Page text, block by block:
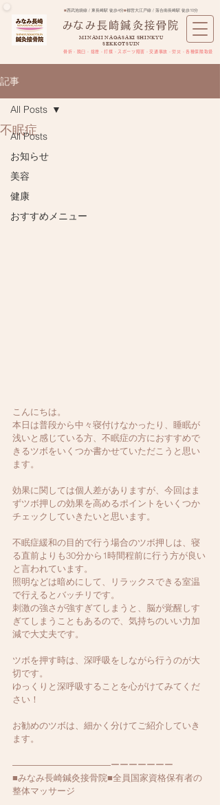
​みなみ長崎鍼灸接骨院
MINAMI NAGASAKI SHINKYU
SEKKOTSUIN
■西武池袋線 / 東長崎駅 徒歩4分■都営大江戸線 / 落合南長崎駅 徒歩10分
骨折・脱臼・捻挫・打撲・スポーツ障害​・交通事故・労災・各種保険取扱
記事
All Posts
お知らせ
美容
健康
おすすめメニュー
All Posts
不眠症
こんにちは。
本日は普段から中々寝付けなかったり、睡眠が
浅いと感じている方、不眠症の方におすすめで
きるツボをいくつか書かせていただこうと思い
ます。
効果に関しては個人差がありますが、今回はま
ずツボ押しの効果を高めるポイントをいくつか
チェックしていきたいと思います。
不眠症緩和の目的で行う場合のツボ押しは、寝
る直前よりも30分から1時間程前に行う方が良い
と言われています。
照明などは暗めにして、リラックスできる室温
で行えるとバッチリです。
刺激の強さが強すぎてしまうと、脳が覚醒しす
ぎてしまうこともあるので、気持ちのいい力加
減で大丈夫です。
ツボを押す時は、深呼吸をしながら行うのが大
切です。
ゆっくりと深呼吸することを心がけてみてくだ
さい！
お勧めのツボは、細かく分けてご紹介していき
ます。
―――――――――――ーーーーーーー
■みなみ長崎鍼灸接骨院■全員国家資格保有者の
整体マッサージ